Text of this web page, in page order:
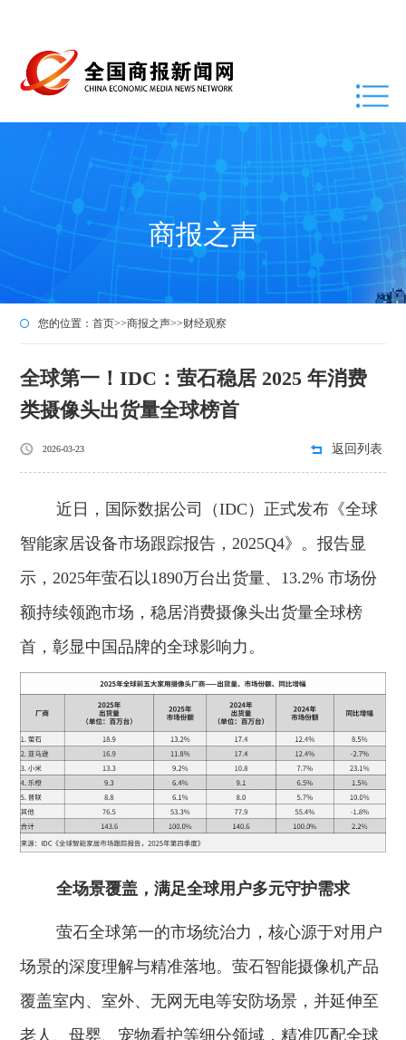
商报之声
您的位置：首页>>商报之声>>财经观察
全球第一！IDC：萤石稳居 2025 年消费
类摄像头出货量全球榜首
2026-03-23 返回列表
近日，国际数据公司（IDC）正式发布《全球
智能家居设备市场跟踪报告，2025Q4》。报告显
示，2025年萤石以1890万台出货量、13.2% 市场份
额持续领跑市场，稳居消费摄像头出货量全球榜
首，彰显中国品牌的全球影响力。
全场景覆盖 ，满足全球用户多元守护需求
萤石全球第一的市场统治力，核心源于对用户
场景的深度理解与精准落地。萤石智能摄像机产品
覆盖室内、室外、无网无电等安防场景，并延伸至
老人、母婴、宠物看护等细分领域，精准匹配全球